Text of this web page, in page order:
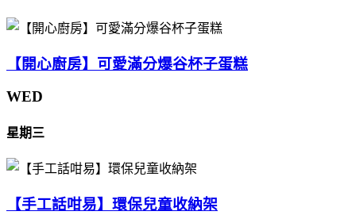
【開心廚房】可愛滿分爆谷杯子蛋糕
WED
星期三
【手工話咁易】環保兒童收納架